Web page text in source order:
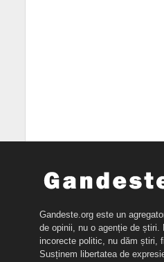
Gandeste.org este un
de opinii, nu o agenție de știri.
incorecte politic, nu dăm știri,
Susținem libertatea de